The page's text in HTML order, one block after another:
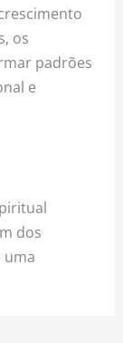
os
padrões
e
dos
uma